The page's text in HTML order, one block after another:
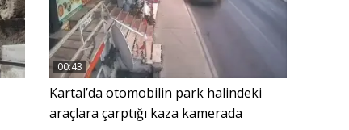
00:43
Kartal’da otomobilin park halindeki
araçlara çarptığı kaza kamerada